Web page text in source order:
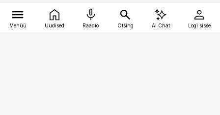
Menüü Uudised Raadio Otsing AI Chat Logi sisse